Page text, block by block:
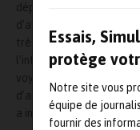
Essais,
protège
Notre site vous
équipe de
fournir des
dépassé nos prévisions
d’affaires et obtenu des
très bien pour les mois à
l’intention de nous
voyons plutôt la
d’ardeur pour dépasser
a indiqué le chef de la